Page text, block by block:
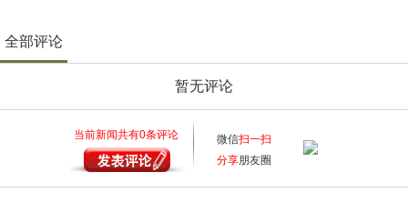
全部评论
暂无评论
当前新闻共有0条评论 微信扫一扫
分享朋友圈